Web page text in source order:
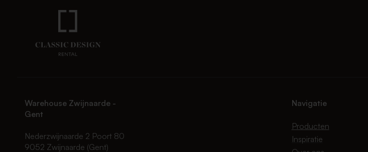
Warehouse Zwijnaarde -
Gent
Nederzwijnaarde 2 Poort 80
9052 Zwijnaarde (Gent)
Navigatie
Producten
Inspiratie